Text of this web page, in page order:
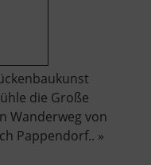
die Große
Wanderweg von
Pappendorf.. »